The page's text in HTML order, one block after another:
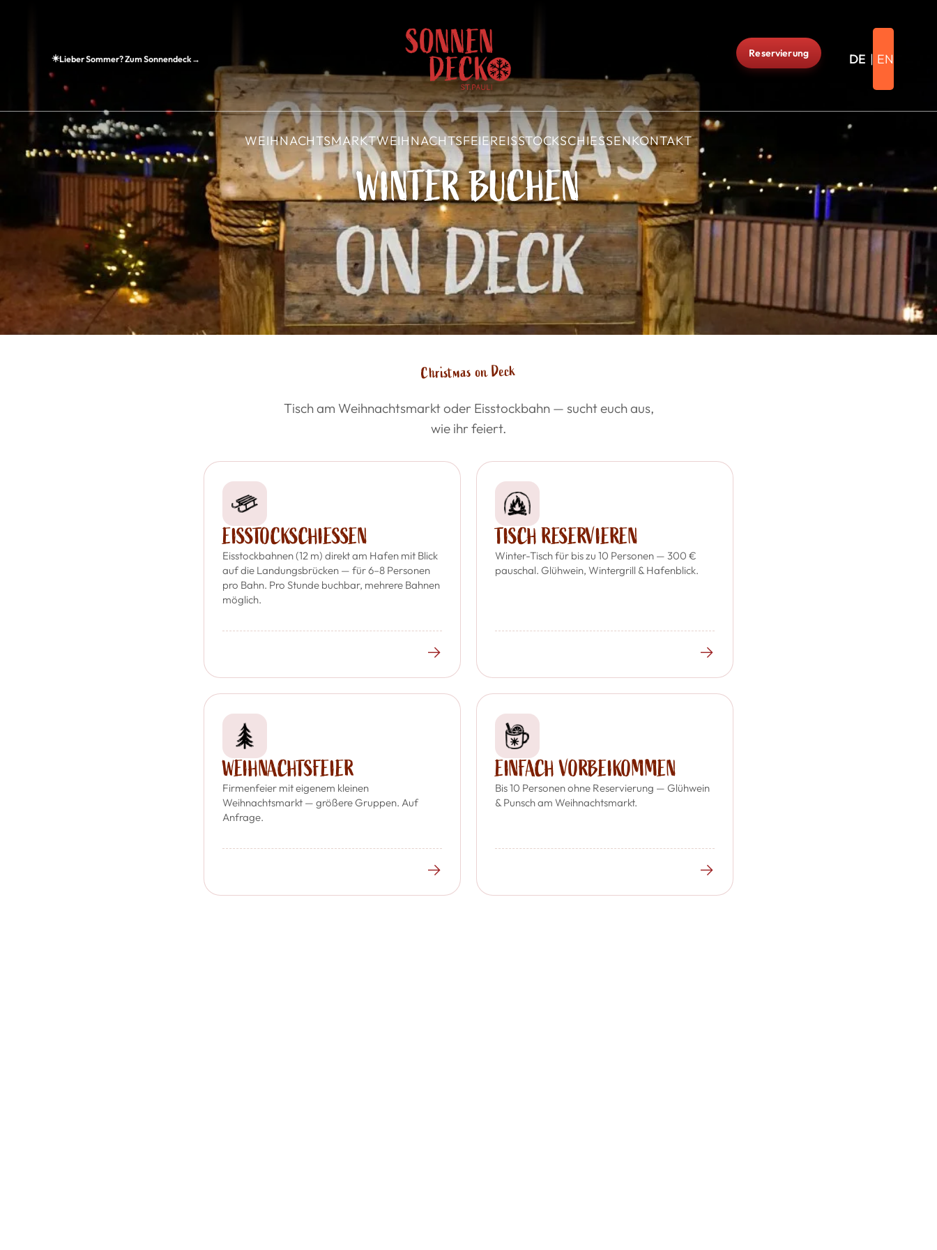
☀️Lieber Sommer? Zum Sonnendeck → Reservierung DE EN
WEIHNACHTSMARKTWEIHNACHTSFEIEREISSTOCKSCHIESSEN KONTAKT
WINTER BUCHEN
Christmas on Deck
Tisch am Weihnachtsmarkt oder Eisstockbahn — sucht euch aus,
wie ihr feiert.
EISSTOCKSCHIESSEN
Eisstockbahnen (12 m) direkt am Hafen mit Blick
auf die Landungsbrücken — für 6–8 Personen
pro Bahn. Pro Stunde buchbar, mehrere Bahnen
möglich.
→
TISCH RESERVIEREN
Winter-Tisch für bis zu 10 Personen — 300 €
pauschal. Glühwein, Wintergrill & Hafenblick.
→
WEIHNACHTSFEIER
Firmenfeier mit eigenem kleinen
Weihnachtsmarkt — größere Gruppen. Auf
Anfrage.
→
EINFACH VORBEIKOMMEN
Bis 10 Personen ohne Reservierung — Glühwein
& Punsch am Weihnachtsmarkt.
→